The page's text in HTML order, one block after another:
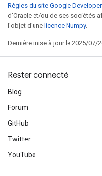
Règles du site Google
d'Oracle et/ou de ses sociétés
l'objet d'une licence Numpy.
Dernière mise à jour le 2025/07/
Rester connecté
Blog
Forum
GitHub
Twitter
YouTube